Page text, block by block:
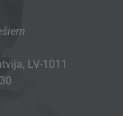
LV-1011